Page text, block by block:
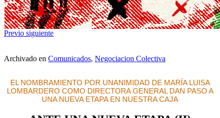
Previo siguiente
Archivado en Comunicados, Negociacion Colectiva
EL NOMBRAMIENTO POR UNANIMIDAD DE MARÍA LUISA
LOMBARDERO COMO DIRECTORA GENERAL DAN PASO A
UNA NUEVA ETAPA EN NUESTRA CAJA